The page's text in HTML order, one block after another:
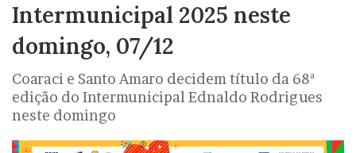
Intermunicipal 2025 neste
domingo, 07/12
Coaraci e Santo Amaro decidem título da 68ª
edição do Intermunicipal Ednaldo Rodrigues
neste domingo